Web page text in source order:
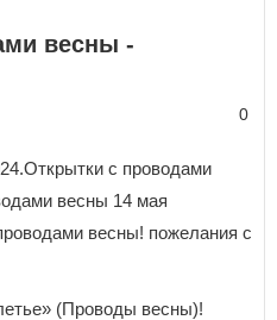
весны -
0
с проводами
весны 14 мая
весны! пожелания с
(Проводы весны)!